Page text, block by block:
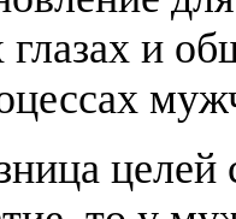
глазах и
целей